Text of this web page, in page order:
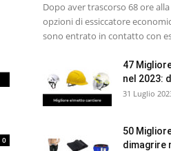
0
Dopo aver trascorso 68 ore
opzioni di essiccatore
sono entrato in contatto con
47
nel 2023:
31 Luglio
50
dimagrire